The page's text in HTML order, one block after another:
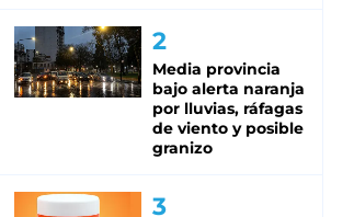
Media provincia
bajo alerta naranja
por lluvias, ráfagas
de viento y posible
granizo